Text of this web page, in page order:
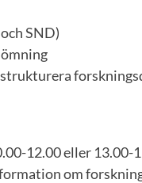
SND)
strukturera
12.00 eller 13.00-
om